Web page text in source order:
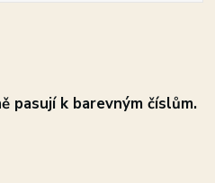
pasují k barevným číslům.